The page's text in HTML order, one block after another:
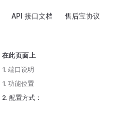
API 接口文档 售后宝协议
在此页面上
Table of Contents for current page
1. 端口说明
1. 功能位置
2. 配置方式：